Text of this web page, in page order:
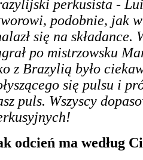
perkusista -
podobnie, jak
się na
po mistrzowsku
z Brazylią było
się pulsu i
puls. Wszyscy
odcień ma według